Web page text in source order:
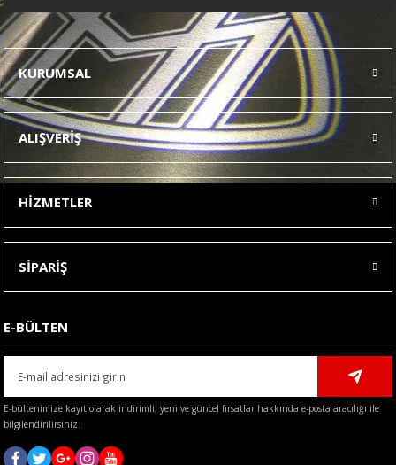
Bu ürünün fiyat bilgisi, resim, ürün açıklamalarında ve diğer
konularda yetersiz gördüğünüz noktaları öneri formunu kullanarak
tarafımıza iletebilirsiniz.
Görüş ve önerileriniz için teşekkür ederiz.
Ürün resmi kalitesiz, bozuk veya görüntülenemiyor.
Ürün açıklamasında eksik bilgiler bulunuyor.
Ürün bilgilerinde hatalar bulunuyor.
Ürün fiyatı diğer sitelerden daha pahalı.
Bu ürüne benzer farklı alternatifler olmalı.
Gönder
KURUMSAL
ALIŞVERİŞ
HİZMETLER
SİPARİŞ
E-BÜLTEN
E-bültenimize kayıt olarak indirimli, yeni ve güncel fırsatlar hakkında e-posta aracılığı ile
bilgilendirilirsiniz.